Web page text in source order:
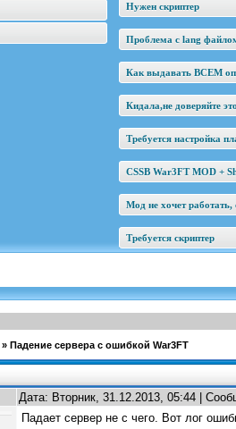
Нужен скриптер
Проблема с lang
Как выдавать ВСЕМ
Кидала,не доверяйте
Требуется настройка
CSSB War3FT MOD +
Мод не хочет работать,
Требуется скриптер
» Падение сервера с ошибкой War3FT
Дата: Вторник, 31.12.2013, 05:44 |
Падает сервер не с чего. Вот лог